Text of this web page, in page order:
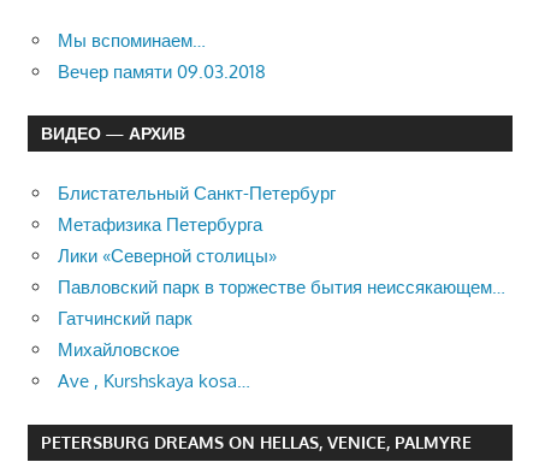
Мы вспоминаем…
Вечер памяти 09.03.2018
ВИДЕО — АРХИВ
Блистательный Санкт-Петербург
Метафизика Петербурга
Лики «Северной столицы»
Павловский парк в торжестве бытия неиссякающем…
Гатчинский парк
Михайловское
Ave , Kurshskaya kosa…
PETERSBURG DREAMS ON HELLAS, VENICE, PALMYRE